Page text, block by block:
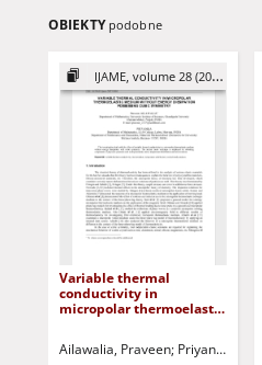
OBIEKTY podobne
IJAME, volume 28 (2023)
Variable thermal
conductivity in
micropolar thermoelastic
cubic symmetry
Ailawalia, Praveen Priyanka, S.